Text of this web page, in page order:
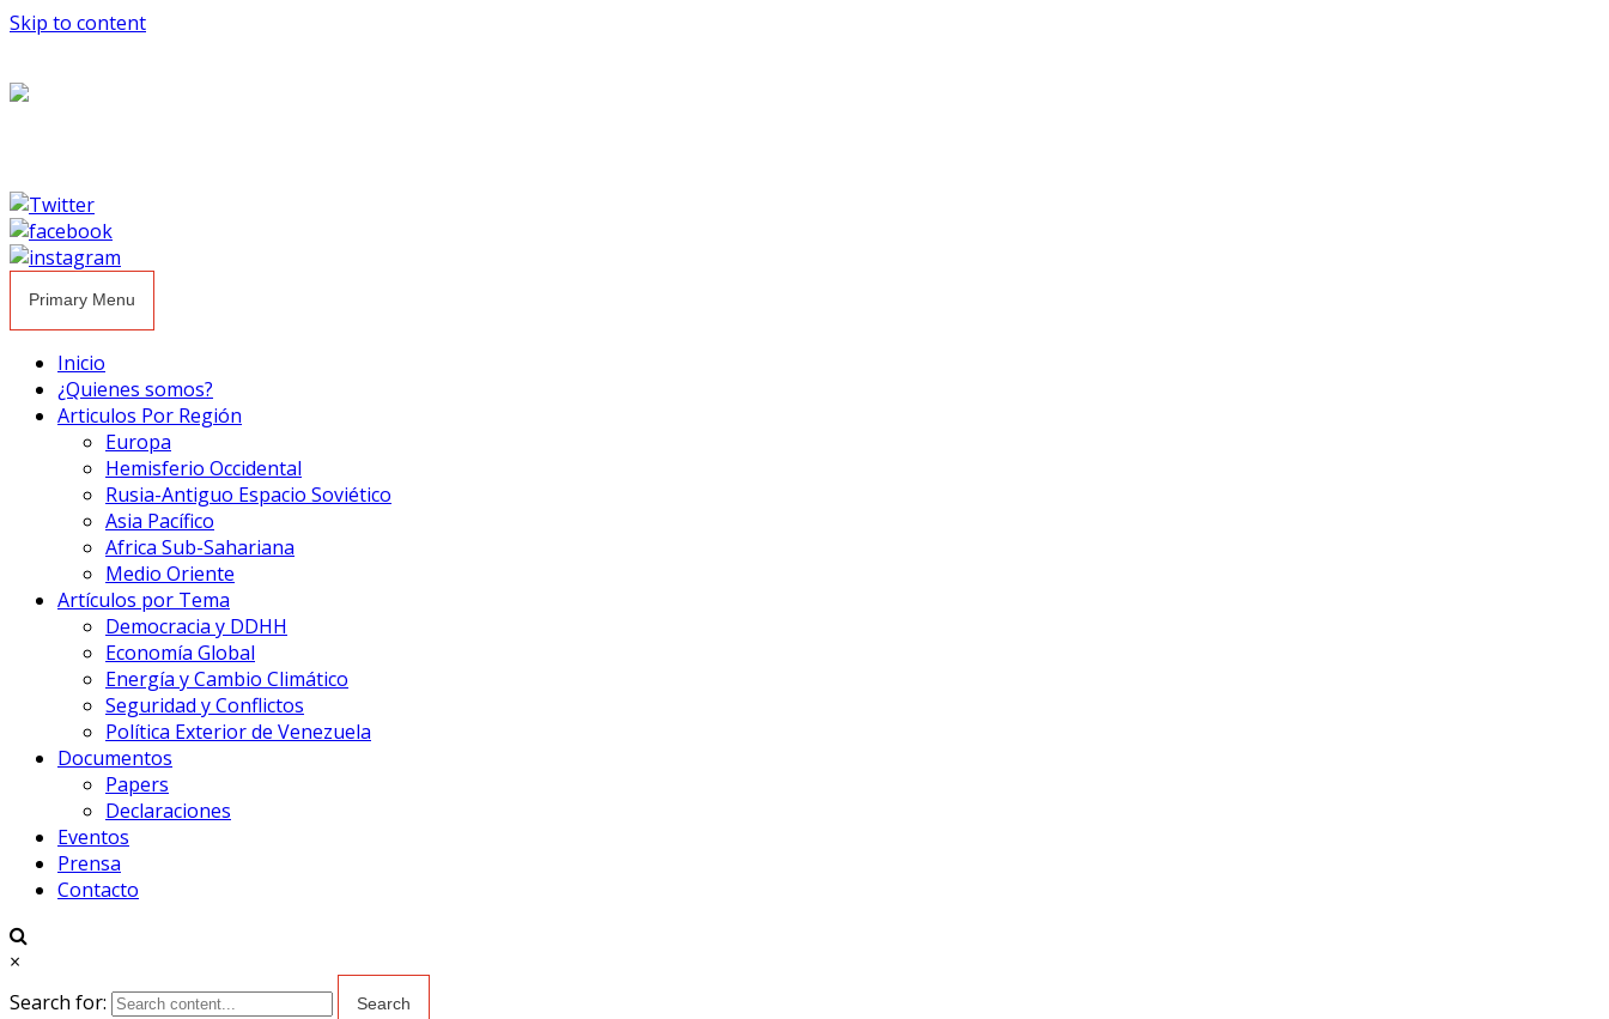
Skip to content
Primary Menu
Inicio
¿Quienes somos?
Articulos Por Región
Europa
Hemisferio Occidental
Rusia-Antiguo Espacio Soviético
Asia Pacífico
Africa Sub-Sahariana
Medio Oriente
Artículos por Tema
Democracia y DDHH
Economía Global
Energía y Cambio Climático
Seguridad y Conflictos
Política Exterior de Venezuela
Documentos
Papers
Declaraciones
Eventos
Prensa
Contacto
×
Search for: